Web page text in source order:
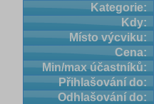
Kategorie:
Kdy:
Místo výcviku:
Cena:
Min/max účastníků:
Přihlašování do:
Odhlašování do: